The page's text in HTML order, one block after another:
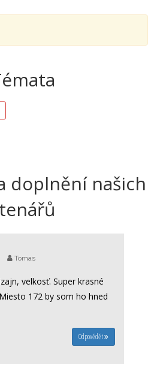
doplnění našich
Tomas
velkosť. Super krasné
172 by som ho hned
Odpovědět